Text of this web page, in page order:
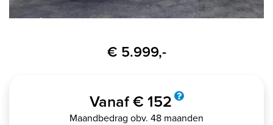
€ 5.999,-
Vanaf € 152
Maandbedrag obv. 48 maanden